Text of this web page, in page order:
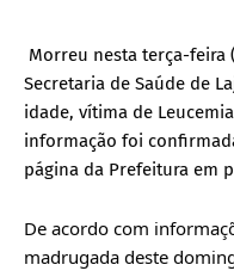
Morreu nesta terça-feira
Secretaria de Saúde de
idade, vítima de
informação foi
página da Prefeitura em
De acordo com
madrugada deste